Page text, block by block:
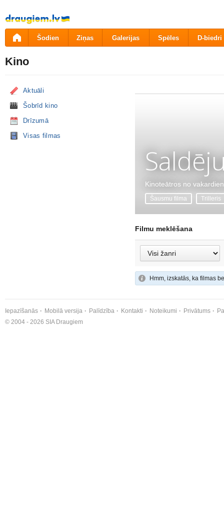
Pāriet
uz
saturu
Šodien Ziņas Galerijas Spēles D-biedri
Kino
Aktuāli
Šobrīd kino
Drīzumā
Visas filmas
Kinoteātros no
Šausmu filma Trilleris
Filmu meklēšana
Hmm, izskatās, ka filmas
Iepazīšanās Mobilā versija Palīdzība Kontakti Noteikumi Privātums
© 2004 - 2026 SIA Draugiem